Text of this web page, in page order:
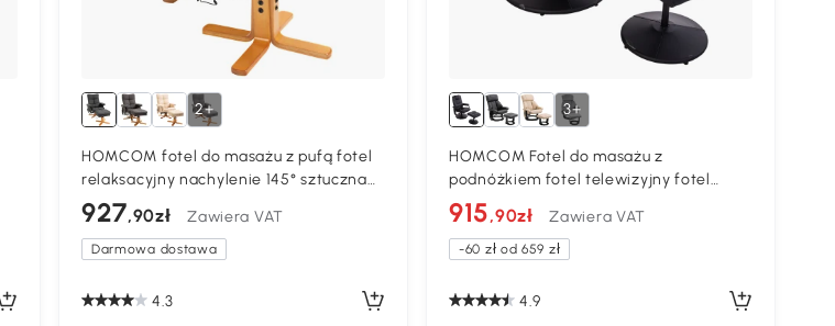
2+
HOMCOM fotel do masażu z pufą fotel
relaksacyjny nachylenie 145° sztuczna
skóra kolor czarny 80 x 86 x 99 cm
927,90zł Zawiera VAT
Darmowa dostawa
4.3
3+
HOMCOM Fotel do masażu z
podnóżkiem fotel telewizyjny fotel
relaksacyjny sztuczna skóra czarny
915,90zł Zawiera VAT
-60 zł od 659 zł
4.9